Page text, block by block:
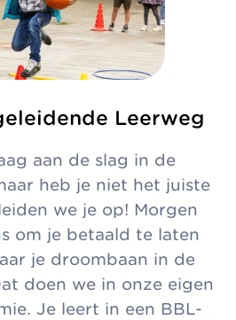
Leerweg
aan de slag in de
heb je niet het juiste
we je op! Morgen
om je betaald te laten
je droombaan in de
doen we in onze eigen
Je leert in een BBL-